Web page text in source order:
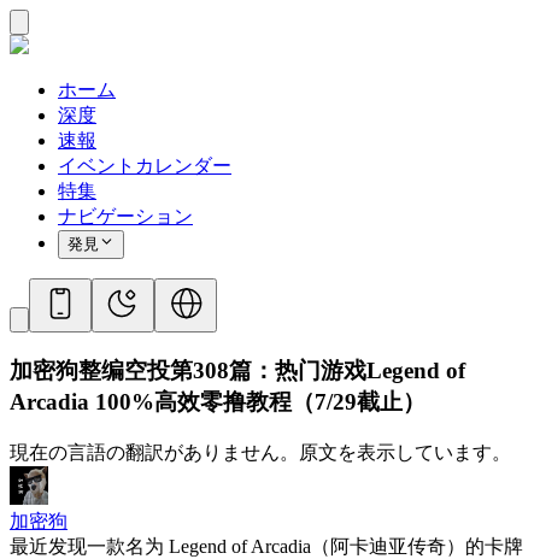
ホーム
深度
速報
イベントカレンダー
特集
ナビゲーション
発見
加密狗整编空投第308篇：热门游戏Legend of
Arcadia 100%高效零撸教程（7/29截止）
現在の言語の翻訳がありません。原文を表示しています。
加密狗
最近发现一款名为 Legend of Arcadia（阿卡迪亚传奇）的卡牌